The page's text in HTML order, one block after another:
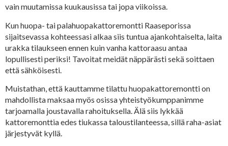
vain muutamissa kuukausissa tai jopa viikoissa.
Kun huopa- tai palahuopakattoremontti Raaseporissa
sijaitsevassa kohteessasi alkaa siis tuntua ajankohtaiselta, laita
urakka tilaukseen ennen kuin vanha kattoraasu antaa
lopullisesti periksi! Tavoitat meidät näppärästi sekä soittaen
että sähköisesti.
Muistathan, että kauttamme tilattu huopakattoremontti on
mahdollista maksaa myös osissa yhteistyökumppanimme
tarjoamalla joustavalla rahoituksella. Älä siis lykkää
kattoremonttia edes tiukassa taloustilanteessa, sillä raha-asiat
järjestyvät kyllä.